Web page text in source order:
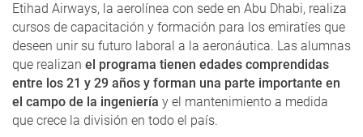
Etihad Airways, la aerolínea con sede en Abu Dhabi, realiza
cursos de capacitación y formación para los emiratíes que
deseen unir su futuro laboral a la aeronáutica. Las alumnas
que realizan el programa tienen edades comprendidas
entre los 21 y 29 años y forman una parte importante en
el campo de la ingeniería y el mantenimiento a medida
que crece la división en todo el país.